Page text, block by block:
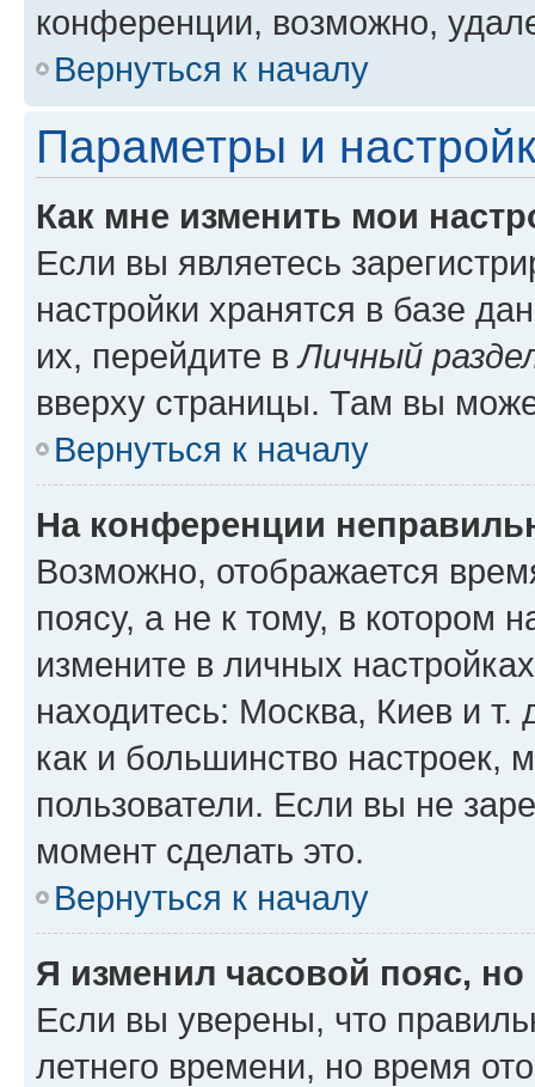
конференции, возможно,
Вернуться к началу
Параметры и
Как мне изменить мои
Если вы являетесь
настройки хранятся в базе
их, перейдите вЛичный
вверху страницы. Там вы
Вернуться к началу
На конференции
Возможно, отображается
поясу, а не к тому, в котором
измените в личных
находитесь: Москва, Киев и т.
как и большинство настроек,
пользователи. Если вы не
момент сделать это.
Вернуться к началу
Я изменил часовой пояс,
Если вы уверены, что
летнего времени, но время